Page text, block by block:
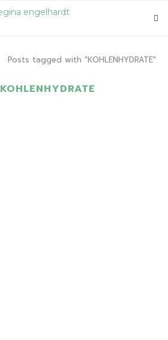
Posts tagged with "KOHLENHYDRATE"
KOHLENHYDRATE